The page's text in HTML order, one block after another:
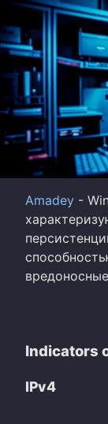
Amadey -
Indicators
IPv4